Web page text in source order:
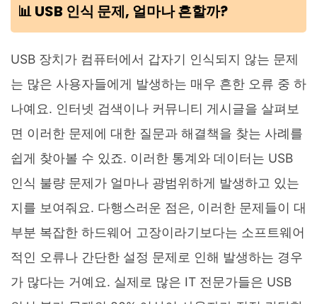
📊 USB 인식 문제, 얼마나 흔할까?
USB 장치가 컴퓨터에서 갑자기 인식되지 않는 문제
는 많은 사용자들에게 발생하는 매우 흔한 오류 중 하
나예요. 인터넷 검색이나 커뮤니티 게시글을 살펴보
면 이러한 문제에 대한 질문과 해결책을 찾는 사례를
쉽게 찾아볼 수 있죠. 이러한 통계와 데이터는 USB
인식 불량 문제가 얼마나 광범위하게 발생하고 있는
지를 보여줘요. 다행스러운 점은, 이러한 문제들이 대
부분 복잡한 하드웨어 고장이라기보다는 소프트웨어
적인 오류나 간단한 설정 문제로 인해 발생하는 경우
가 많다는 거예요. 실제로 많은 IT 전문가들은 USB